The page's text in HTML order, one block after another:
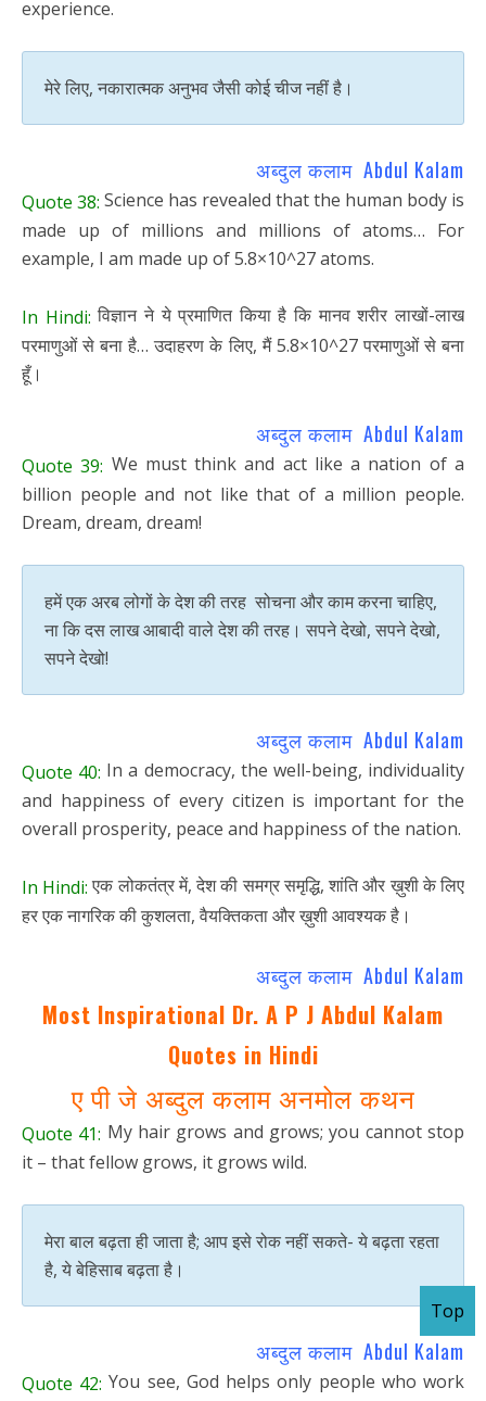
experience.
मेरे लिए, नकारात्मक अनुभव जैसी कोई चीज नहीं है।
अब्दुल कलाम Abdul Kalam
Quote 38: Science has revealed that the human body is
made up of millions and millions of atoms… For
example, I am made up of 5.8×10^27 atoms.
In Hindi: विज्ञान ने ये प्रमाणित किया है कि मानव शरीर लाखों-लाख
परमाणुओं से बना है… उदाहरण के लिए, मैं 5.8×10^27 परमाणुओं से बना
हूँ।
अब्दुल कलाम Abdul Kalam
Quote 39: We must think and act like a nation of a
billion people and not like that of a million people.
Dream, dream, dream!
हमें एक अरब लोगों के देश की तरह सोचना और काम करना चाहिए,
ना कि दस लाख आबादी वाले देश की तरह। सपने देखो, सपने देखो,
सपने देखो!
अब्दुल कलाम Abdul Kalam
Quote 40: In a democracy, the well-being, individuality
and happiness of every citizen is important for the
overall prosperity, peace and happiness of the nation.
In Hindi:एक लोकतंत्र में, देश की समग्र समृद्धि, शांति और ख़ुशी के लिए
हर एक नागरिक की कुशलता, वैयक्तिकता और ख़ुशी आवश्यक है।
अब्दुल कलाम Abdul Kalam
Most Inspirational Dr. A P J Abdul Kalam
Quotes in Hindi
ए पी जे अब्दुल कलाम अनमोल कथन
Quote 41: My hair grows and grows; you cannot stop
it – that fellow grows, it grows wild.
मेरा बाल बढ़ता ही जाता है; आप इसे रोक नहीं सकते- ये बढ़ता रहता
है, ये बेहिसाब बढ़ता है।
अब्दुल कलाम Abdul Kalam
Quote 42: You see, God helps only people who work
Top